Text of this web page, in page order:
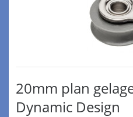
20mm plan
Dynamic Design